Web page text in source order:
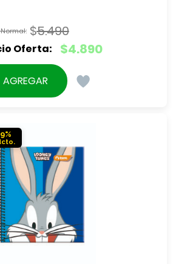
$5.490
El
precio
original
$4.890
El
precio
actual
AGREGAR
9%